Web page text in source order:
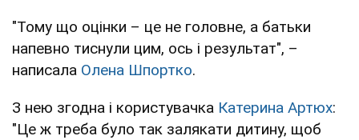
"Тому що оцінки – це не головне, а батьки
напевно тиснули цим, ось і результат", –
написала Олена Шпортко.
З нею згодна і користувачка Катерина Артюх:
"Це ж треба було так залякати дитину, щоб